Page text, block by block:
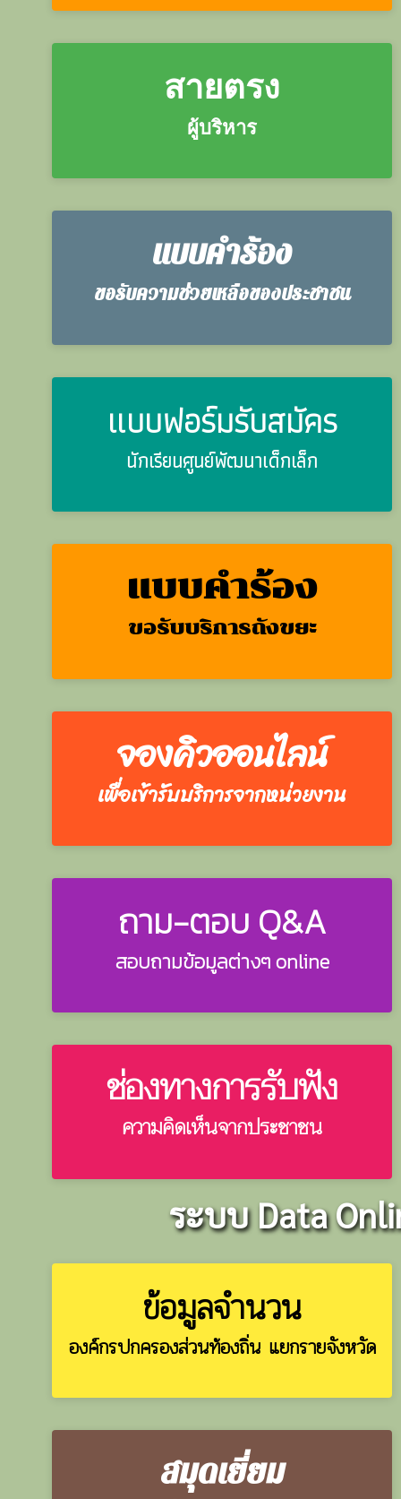
สายตรง
ผู้บริหาร
แบบคำร้อง
ขอรับความช่วยเหลือของประชาชน
แบบฟอร์มรับสมัคร
นักเรียนศูนย์พัฒนาเด็กเล็ก
แบบคำร้อง
ขอรับบริการถังขยะ
จองคิวออนไลน์
เพื่อเข้ารับบริการจากหน่วยงาน
ถาม-ตอบ Q&A
สอบถามข้อมูลต่างๆ online
ช่องทางการรับฟัง
ความคิดเห็นจากประชาชน
ระบบ Data
ข้อมูลจำนวน
องค์กรปกครองส่วนท้องถิ่น แยกรายจังหวัด
สมุดเยี่ยม